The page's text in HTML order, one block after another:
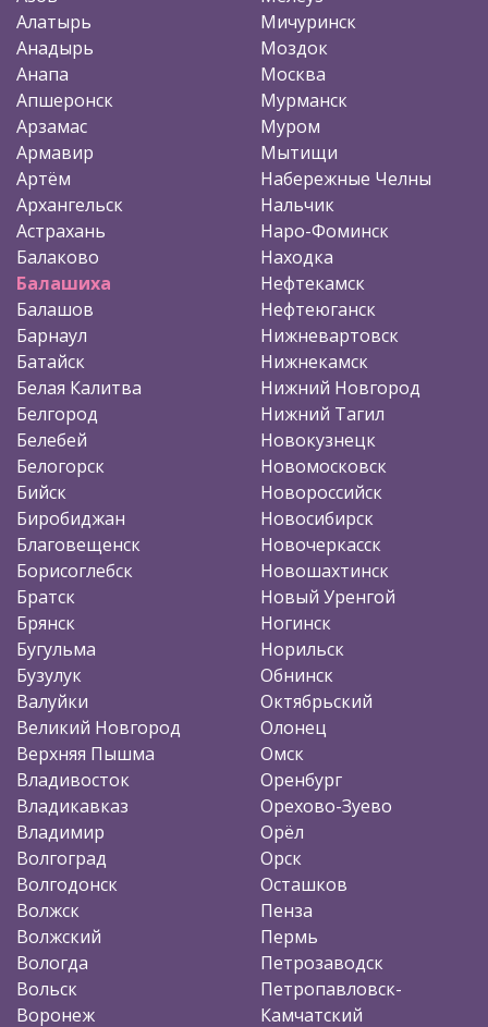
Алатырь
Анадырь
Анапа
Апшеронск
Арзамас
Армавир
Артём
Архангельск
Астрахань
Балаково
Балашиха
Балашов
Барнаул
Батайск
Белая Калитва
Белгород
Белебей
Белогорск
Бийск
Биробиджан
Благовещенск
Борисоглебск
Братск
Брянск
Бугульма
Бузулук
Валуйки
Великий Новгород
Верхняя Пышма
Владивосток
Владикавказ
Владимир
Волгоград
Волгодонск
Волжск
Волжский
Вологда
Вольск
Воронеж
Мичуринск
Моздок
Москва
Мурманск
Муром
Мытищи
Набережные Челны
Нальчик
Наро-Фоминск
Находка
Нефтекамск
Нефтеюганск
Нижневартовск
Нижнекамск
Нижний Новгород
Нижний Тагил
Новокузнецк
Новомосковск
Новороссийск
Новосибирск
Новочеркасск
Новошахтинск
Новый Уренгой
Ногинск
Норильск
Обнинск
Октябрьский
Олонец
Омск
Оренбург
Орехово-Зуево
Орёл
Орск
Осташков
Пенза
Пермь
Петрозаводск
Петропавловск-
Камчатский